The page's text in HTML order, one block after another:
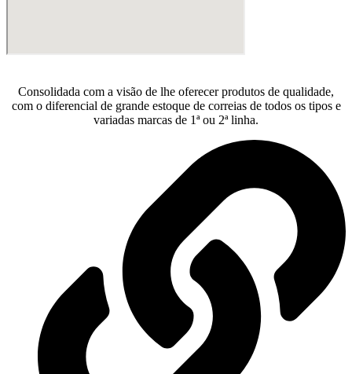
Consolidada com a visão de lhe oferecer produtos de qualidade,
com o diferencial de grande estoque de correias de todos os tipos e
variadas marcas de 1ª ou 2ª linha.